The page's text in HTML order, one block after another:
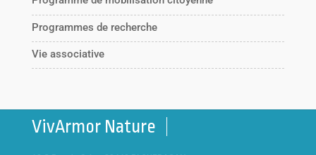
Programmes de recherche
Vie associative
VivArmor Nature